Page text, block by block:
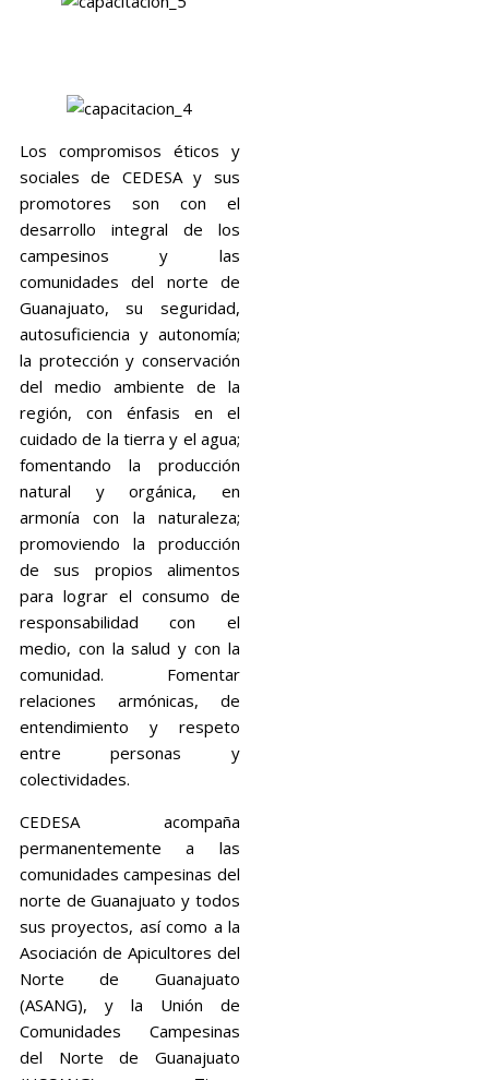
Los compromisos éticos y
sociales de CEDESA y sus
promotores son con el
desarrollo integral de los
campesinos y las
comunidades del norte de
Guanajuato, su seguridad,
autosuficiencia y autonomía;
la protección y conservación
del medio ambiente de la
región, con énfasis en el
cuidado de la tierra y el agua;
fomentando la producción
natural y orgánica, en
armonía con la naturaleza;
promoviendo la producción
de sus propios alimentos
para lograr el consumo de
responsabilidad con el
medio, con la salud y con la
comunidad. Fomentar
relaciones armónicas, de
entendimiento y respeto
entre personas y
colectividades.
CEDESA acompaña
permanentemente a las
comunidades campesinas del
norte de Guanajuato y todos
sus proyectos, así como a la
Asociación de Apicultores del
Norte de Guanajuato
(ASANG), y la Unión de
Comunidades Campesinas
del Norte de Guanajuato